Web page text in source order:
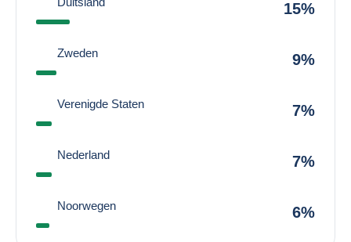
15%
Zweden 9%
Verenigde Staten 7%
Nederland 7%
Noorwegen 6%